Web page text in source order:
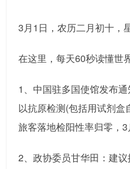
3月1日，农历二月初十，
在这里，每天60秒读懂世
1、中国驻多国使馆发布
以抗原检测(包括用试剂
旅客落地检阳性率归零，3
2、政协委员甘华田：建